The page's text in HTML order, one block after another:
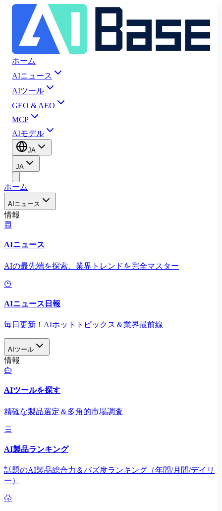
ホーム
AIニュース
AIツール
GEO & AEO
MCP
AIモデル
JA
JA
ホーム
AIニュース
情報
AIニュース
AIの最先端を探索、業界トレンドを完全マスター
AIニュース日報
毎日更新！AIホットトピックス＆業界最前線
AIツール
情報
AIツールを探す
精確な製品選定＆多角的市場調査
AI製品ランキング
話題のAI製品総合力＆バズ度ランキング（年間/月間/デイリ
ー）